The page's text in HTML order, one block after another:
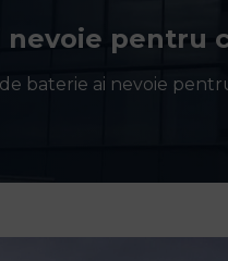
pentru
baterie ai nevoie